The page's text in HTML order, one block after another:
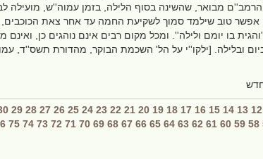
מבואר, שהשינה בסוף הלילה, בזמן עמוה''ש, מועילה
אפשר טוב שילמד סמוך לשקיעת החמה עד אחר צאת
בו יומם ולילה''. ומכל מקום רבים אינם נוהגים כן,
ובלילה. [ילקו''י על הל' השכמת הבוקר, מהדורת תשס''ד,
12
13
14
15
16
17
18
19
20
21
22
23
24
25
26
27
28
29
58
59
60
61
62
63
64
65
66
67
68
69
70
71
72
73
74
75